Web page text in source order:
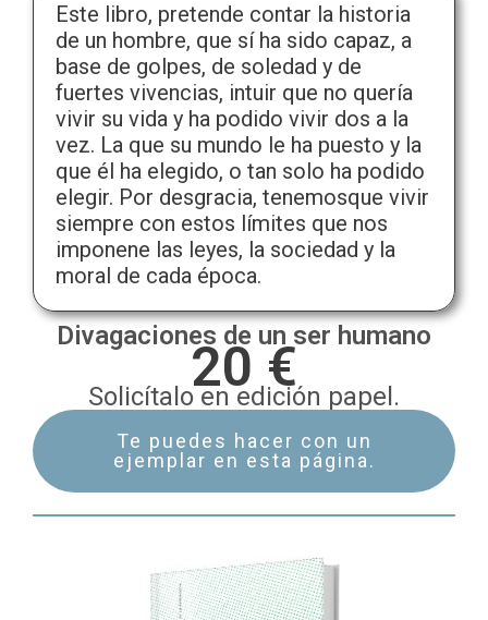
Este libro, pretende contar la historia
de un hombre, que sí ha sido capaz, a
base de golpes, de soledad y de
fuertes vivencias, intuir que no quería
vivir su vida y ha podido vivir dos a la
vez. La que su mundo le ha puesto y la
que él ha elegido, o tan solo ha podido
elegir. Por desgracia, tenemosque vivir
siempre con estos límites que nos
imponene las leyes, la sociedad y la
moral de cada época.
Divagaciones de un ser humano
20 €
Solicítalo en edición papel.
Te puedes hacer con un
ejemplar en esta página.